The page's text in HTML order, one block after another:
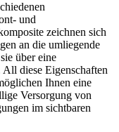
und
zeichnen sich
an die umliegende
über eine
diese Eigenschaften
Ihnen eine
Versorgung von
im sichtbaren